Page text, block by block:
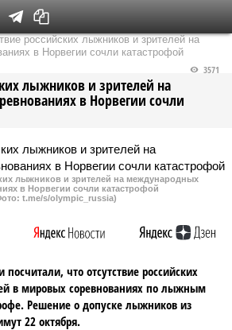
Федеральный выпуск
российских лыжников и зрителей на
в Норвегии сочли катастрофой
лыжников и зрителей на
в Норвегии сочли
3571
лыжников и зрителей на международных
в Норвегии сочли катастрофой
t.me/s/olympic_russia)
что отсутствие российских
в мировых соревнованиях по лыжным
Решение о допуске лыжников из
22 октября.